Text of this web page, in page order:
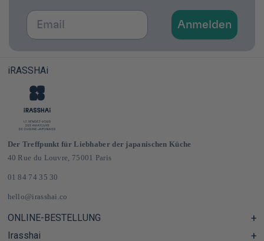
Email
Anmelden
iRASSHAi
Der Treffpunkt für Liebhaber der japanischen Küche
40 Rue du Louvre, 75001 Paris
01 84 74 35 30
hello@irasshai.co
ONLINE-BESTELLUNG
Hilfezentrum & FAQ
Irasshai